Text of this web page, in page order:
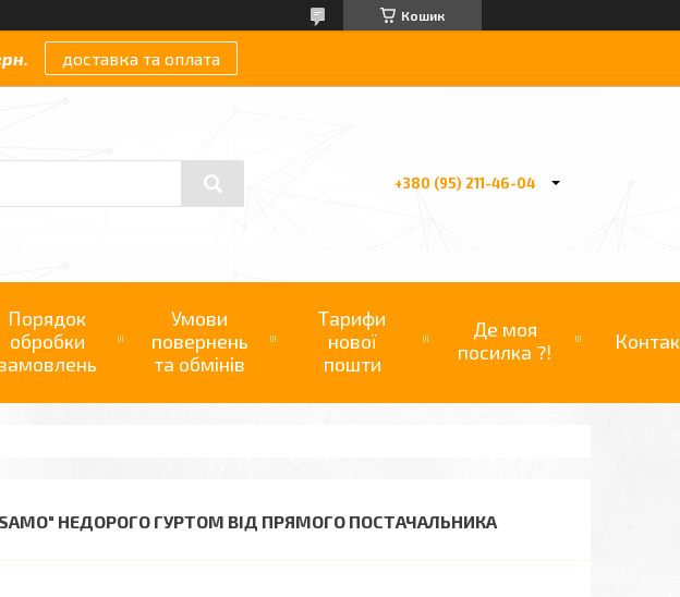
Кошик
доставка та оплата
+380 (95) 211-46-04
Порядок
обробки
Умови
повернень
та обмінів
Тарифи
нової
пошти
Де моя
посилка ?!
НЕДОРОГО ГУРТОМ ВІД ПРЯМОГО ПОСТАЧАЛЬНИКА